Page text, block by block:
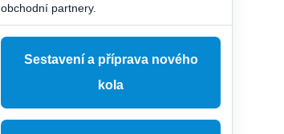
obchodní partnery.
Sestavení a příprava nového
kola